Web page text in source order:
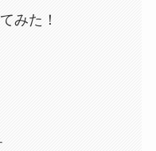
みた！